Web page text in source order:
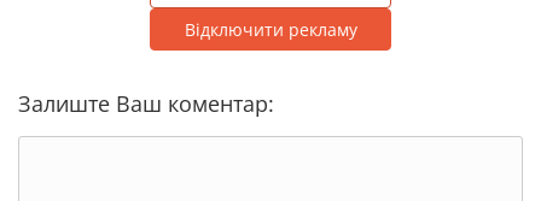
Відключити рекламу
Залиште Ваш коментар: